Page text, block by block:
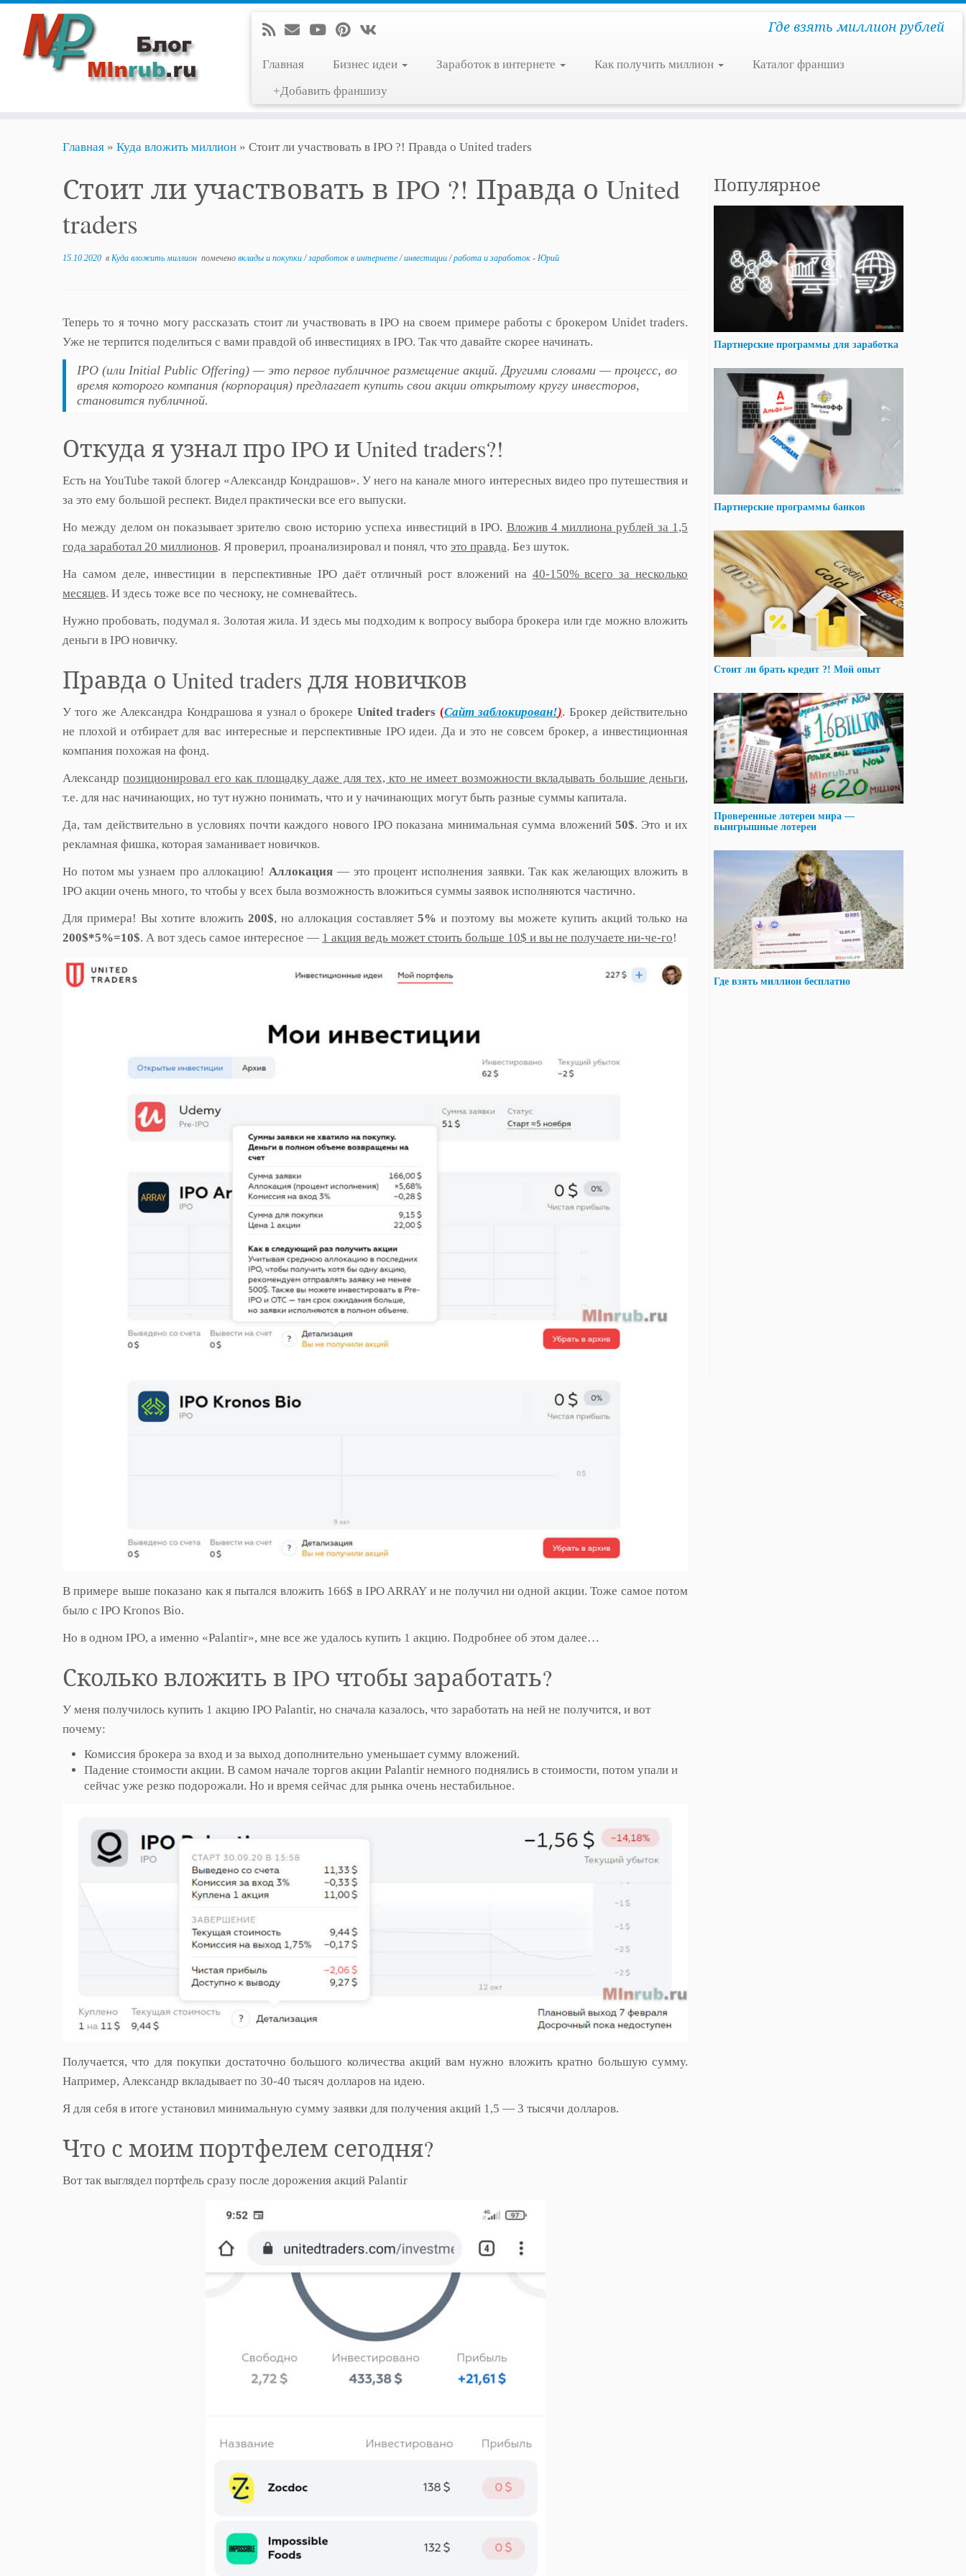
Где взять миллион рублей
Главная Бизнес идеи Заработок в интернете Как получить миллион
Каталог франшиз
+Добавить франшизу
Главная » Куда вложить миллион » Стоит ли участвовать в IPO ?! Правда о United traders
Стоит ли участвовать в IPO ?! Правда о United
traders
15.10.2020 в Куда вложить миллион помечено вклады и покупки/заработок в интернете/инвестиции/работа и заработок - Юрий
Теперь то я точно могу рассказать стоит ли участвовать в IPO на своем примере работы с брокером Unidet traders.
Уже не терпится поделиться с вами правдой об инвестициях в IPO. Так что давайте скорее начинать.
IPO (или Initial Public Offering) — это первое публичное размещение акций. Другими словами — процесс, во
время которого компания (корпорация) предлагает купить свои акции открытому кругу инвесторов,
становится публичной.
Откуда я узнал про IPO и United traders?!
Есть на YouTube такой блогер «Александр Кондрашов». У него на канале много интересных видео про путешествия и
за это ему большой респект. Видел практически все его выпуски.
Но между делом он показывает зрителю свою историю успеха инвестиций в IPO. Вложив 4 миллиона рублей за 1,5
года заработал 20 миллионов. Я проверил, проанализировал и понял, что это правда. Без шуток.
На самом деле, инвестиции в перспективные IPO даёт отличный рост вложений на 40-150% всего за несколько
месяцев. И здесь тоже все по чесноку, не сомневайтесь.
Нужно пробовать, подумал я. Золотая жила. И здесь мы подходим к вопросу выбора брокера или где можно вложить
деньги в IPO новичку.
Правда о United traders для новичков
У того же Александра Кондрашова я узнал о брокере United traders (Сайт заблокирован!). Брокер действительно
не плохой и отбирает для вас интересные и перспективные IPO идеи. Да и это не совсем брокер, а инвестиционная
компания похожая на фонд.
Александрпозиционировал его как площадку даже для тех, кто не имеет возможности вкладывать большие деньги,
т.е. для нас начинающих, но тут нужно понимать, что и у начинающих могут быть разные суммы капитала.
Да, там действительно в условиях почти каждого нового IPO показана минимальная сумма вложений 50$. Это и их
рекламная фишка, которая заманивает новичков.
Но потом мы узнаем про аллокацию!Аллокация — это процент исполнения заявки. Так как желающих вложить в
IPO акции очень много, то чтобы у всех была возможность вложиться суммы заявок исполняются частично.
Для примера! Вы хотите вложить 200$, но аллокация составляет 5% и поэтому вы можете купить акций только на
200$*5%=10$. А вот здесь самое интересное — 1 акция ведь может стоить больше 10$ и вы не получаете ни-че-го!
В примере выше показано как я пытался вложить 166$ в IPO ARRAY и не получил ни одной акции. Тоже самое потом
было с IPO Kronos Bio.
Но в одном IPO, а именно «Palantir», мне все же удалось купить 1 акцию. Подробнее об этом далее…
Сколько вложить в IPO чтобы заработать?
У меня получилось купить 1 акцию IPO Palantir, но сначала казалось, что заработать на ней не получится, и вот
почему:
Комиссия брокера за вход и за выход дополнительно уменьшает сумму вложений.
Падение стоимости акции. В самом начале торгов акции Palantir немного поднялись в стоимости, потом упали и
сейчас уже резко подорожали. Но и время сейчас для рынка очень нестабильное.
Получается, что для покупки достаточно большого количества акций вам нужно вложить кратно большую сумму.
Например, Александр вкладывает по 30-40 тысяч долларов на идею.
Я для себя в итоге установил минимальную сумму заявки для получения акций 1,5 — 3 тысячи долларов.
Что с моим портфелем сегодня?
Вот так выглядел портфель сразу после дорожения акций Palantir
Популярное
Партнерские программы для заработка
Партнерские программы банков
Стоит ли брать кредит ?! Мой опыт
Проверенные лотереи мира —
выигрышные лотереи
Где взять миллион бесплатно